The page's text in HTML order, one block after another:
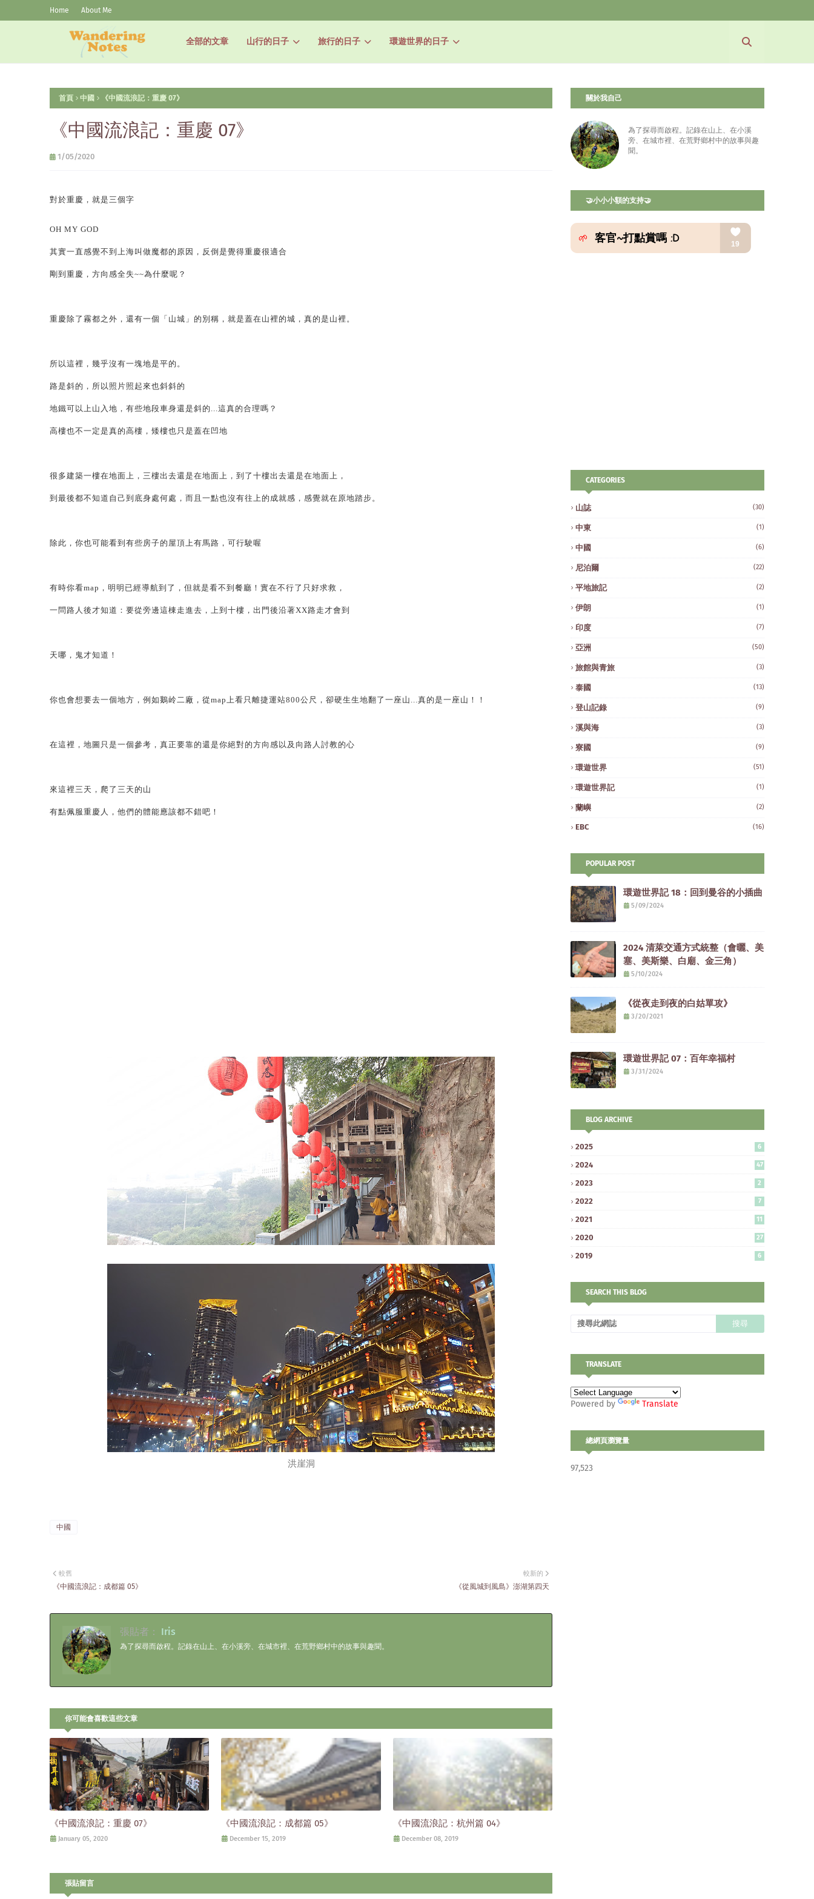
Home About Me
全部的文章 山行的日子 旅行的日子 環遊世界的日子
首頁 中國 《中國流浪記：重慶 07》
《中國流浪記：重慶 07》
1/05/2020
對於重慶，就是三個字
OH MY GOD
其實一直感覺不到上海叫做魔都的原因，反倒是覺得重慶很適合
剛到重慶，方向感全失~~為什麼呢？
重慶除了霧都之外，還有一個「山城」的別稱，就是蓋在山裡的城，真的是山裡。
所以這裡，幾乎沒有一塊地是平的。
路是斜的，所以照片照起來也斜斜的
地鐵可以上山入地，有些地段車身還是斜的...這真的合理嗎？
高樓也不一定是真的高樓，矮樓也只是蓋在凹地
很多建築一樓在地面上，三樓出去還是在地面上，到了十樓出去還是在地面上，
到最後都不知道自己到底身處何處，而且一點也沒有往上的成就感，感覺就在原地踏步。
除此，你也可能看到有些房子的屋頂上有馬路，可行駛喔
有時你看map，明明已經導航到了，但就是看不到餐廳！實在不行了只好求救，
一問路人後才知道：要從旁邊這棟走進去，上到十樓，出門後沿著XX路走才會到
天哪，鬼才知道！
你也會想要去一個地方，例如鵝岭二廠，從map上看只離捷運站800公尺，卻硬生生地翻了一座山...真的是一座山！！
在這裡，地圖只是一個參考，真正要靠的還是你絕對的方向感以及向路人討教的心
來這裡三天，爬了三天的山
有點佩服重慶人，他們的體能應該都不錯吧！
洪崖洞
中國
較新的
《從風城到風島》澎湖第四天
較舊
《中國流浪記：成都篇 05》
張貼者： Iris
為了探尋而啟程。記錄在山上、在小溪旁、在城市裡、在荒野鄉村中的故事與趣聞。
你可能會喜歡這些文章
《中國流浪記：重慶 07》
January 05, 2020
《中國流浪記：成都篇 05》
December 15, 2019
《中國流浪記：杭州篇 04》
December 08, 2019
張貼留言
關於我自己
為了探尋而啟程。記錄在山上、在小溪
旁、在城市裡、在荒野鄉村中的故事與趣
聞。
🤝小小小額的支持🤝
CATEGORIES
山誌 (30)
中東 (1)
中國 (6)
尼泊爾 (22)
平地旅記 (2)
伊朗 (1)
印度 (7)
亞洲 (50)
旅館與青旅 (3)
泰國 (13)
登山記錄 (9)
溪與海 (3)
寮國 (9)
環遊世界 (51)
環遊世界記 (1)
蘭嶼 (2)
EBC (16)
POPULAR POST
環遊世界記 18：回到曼谷的小插曲
5/09/2024
2024 清萊交通方式統整（會曬、美
塞、美斯樂、白廟、金三角）
5/10/2024
《從夜走到夜的白姑單攻》
3/20/2021
環遊世界記 07：百年幸福村
3/31/2024
BLOG ARCHIVE
2025 6
2024 47
2023 2
2022 7
2021 11
2020 27
2019 6
SEARCH THIS BLOG
TRANSLATE
Powered by Translate
總網頁瀏覽量
97,523